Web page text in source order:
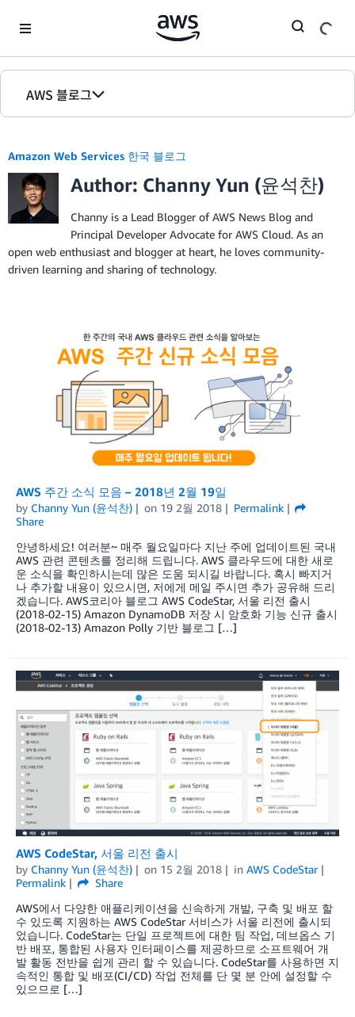
AWS 블로그
에디션
Amazon Web Services 한국 블로그
Author: Channy Yun (윤석찬)
Channy is a Lead Blogger of AWS News Blog and
Principal Developer Advocate for AWS Cloud. As an
open web enthusiast and blogger at heart, he loves community-
driven learning and sharing of technology.
AWS 주간 소식 모음 – 2018년 2월 19일
by Channy Yun (윤석찬) on 19 2월 2018
Permalink
Share
안녕하세요! 여러분~ 매주 월요일마다 지난 주에 업데이트된 국내
AWS 관련 콘텐츠를 정리해 드립니다. AWS 클라우드에 대한 새로
운 소식을 확인하시는데 많은 도움 되시길 바랍니다. 혹시 빠지거
나 추가할 내용이 있으시면, 저에게 메일 주시면 추가 공유해 드리
겠습니다. AWS코리아 블로그 AWS CodeStar, 서울 리전 출시
(2018-02-15) Amazon DynamoDB 저장 시 암호화 기능 신규 출시
(2018-02-13) Amazon Polly 기반 블로그 […]
AWS CodeStar, 서울 리전 출시
by Channy Yun (윤석찬) on 15 2월 2018 in AWS CodeStar
Permalink
Share
AWS에서 다양한 애플리케이션을 신속하게 개발, 구축 및 배포 할
수 있도록 지원하는 AWS CodeStar 서비스가 서울 리전에 출시되
었습니다. CodeStar는 단일 프로젝트에 대한 팀 작업, 데브옵스 기
반 배포, 통합된 사용자 인터페이스를 제공하므로 소프트웨어 개
발 활동 전반을 쉽게 관리 할 수 있습니다. CodeStar를 사용하면 지
속적인 통합 및 배포(CI/CD) 작업 전체를 단 몇 분 안에 설정할 수
있으므로 […]